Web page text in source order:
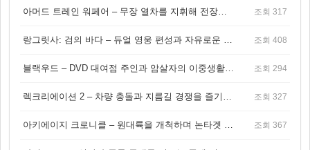
아머드 트레인 워페어 – 무장 열차를 지휘해 전장을 돌파하는 생존 전투 게임 조회 317
랑그릿사: 검의 바다 – 듀얼 영웅 편성과 자유로운 탐험을 결합한 판타지 전략 RPG 조회 408
블랙우드 – DVD 대여점 주인과 암살자의 이중생활을 그린 3인칭 액션 스릴러 게임 조회 294
렉크리에이션 2 – 차량 충돌과 지름길 경쟁을 즐기는 오픈월드 아케이드 레이싱 게임 조회 327
아키에이지 크로니클 – 원대륙을 개척하며 논타겟 전투를 즐기는 오픈월드 MMORPG 조회 367